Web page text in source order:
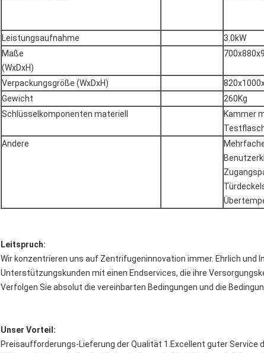
Leistungsaufnahme
3.0kW
Maße
(WxDxH)
Verpackungsgröße (WxDxH)
Gewicht
260Kg
Schlüsselkomponenten materiell
Kammer
Andere
Leitspruch:
Wir konzentrieren uns auf Zentrifugeninnovation immer. Ehrlich und
Unterstützungskunden mit einen Endservices, die ihre
Verfolgen Sie absolut die vereinbarten Bedingungen und die
Unser Vorteil:
Preisaufforderungs-Lieferung der Qualität 1.Excellent guter Service